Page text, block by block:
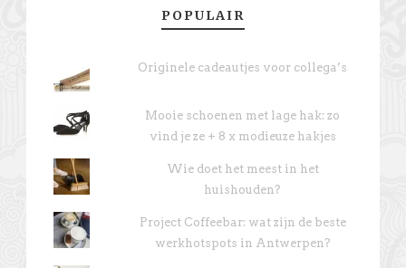
POPULAIR
Originele cadeautjes voor collega’s
Mooie schoenen met lage hak: zo
vind je ze + 8 x modieuze hakjes
Wie doet het meest in het
huishouden?
Project Coffeebar: wat zijn de beste
werkhotspots in Antwerpen?